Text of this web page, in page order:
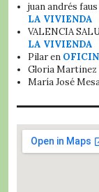
juan andrés
LA VIVIENDA
VALENCIA
LA VIVIENDA
Pilaren
Gloria Martinez
María José